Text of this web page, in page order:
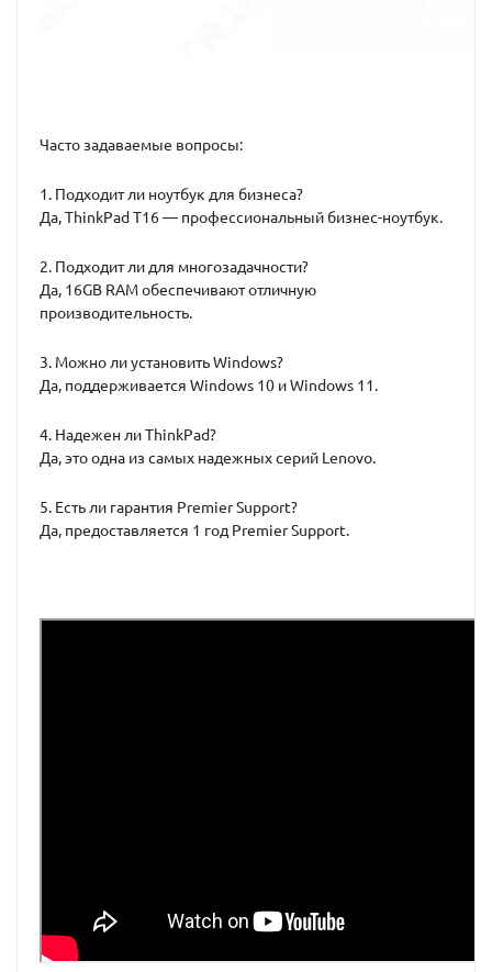
Часто задаваемые вопросы:
1. Подходит ли ноутбук для бизнеса?
Да, ThinkPad T16 — профессиональный бизнес-ноутбук.
2. Подходит ли для многозадачности?
Да, 16GB RAM обеспечивают отличную
производительность.
3. Можно ли установить Windows?
Да, поддерживается Windows 10 и Windows 11.
4. Надежен ли ThinkPad?
Да, это одна из самых надежных серий Lenovo.
5. Есть ли гарантия Premier Support?
Да, предоставляется 1 год Premier Support.